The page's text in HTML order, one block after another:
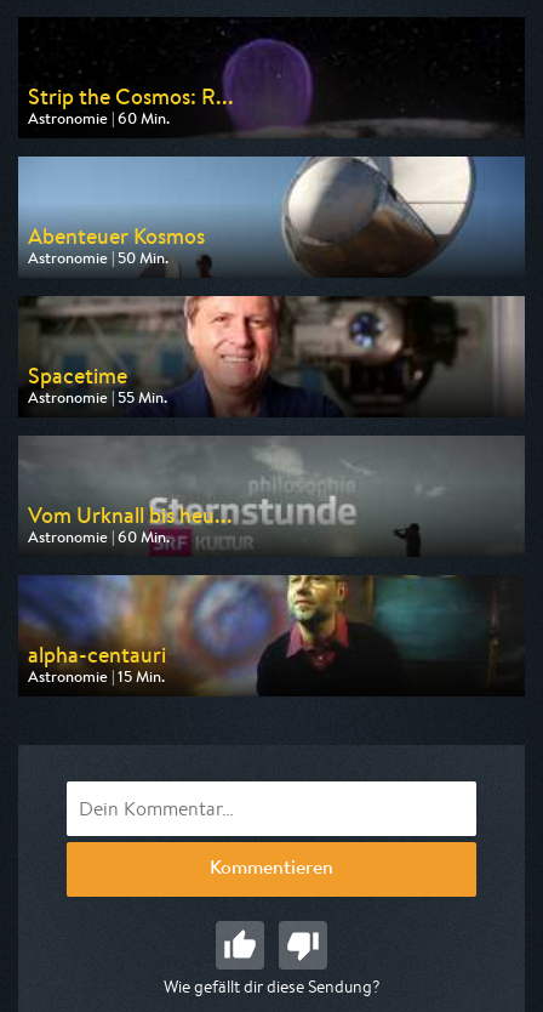
Strip the Cosmos: R...
Astronomie | 60 Min.
Ausgestrahlt von WELT
am 11.08.2026, 22:05
Abenteuer Kosmos
Astronomie | 50 Min.
Ausgestrahlt von ARD alpha
am 09.08.2026, 20:15
Spacetime
Astronomie | 55 Min.
Ausgestrahlt von N24 Doku
am 11.08.2026, 20:15
Vom Urknall bis heu...
Astronomie | 60 Min.
Ausgestrahlt von 3sat
am 09.08.2026, 09:05
alpha-centauri
Astronomie | 15 Min.
Ausgestrahlt von ARD alpha
Kommentieren
Wie gefällt dir diese Sendung?